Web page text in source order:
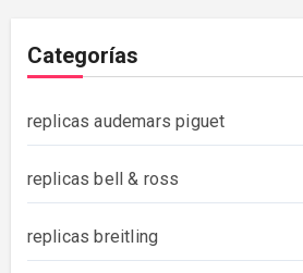
Categorías
replicas audemars piguet
replicas bell & ross
replicas breitling